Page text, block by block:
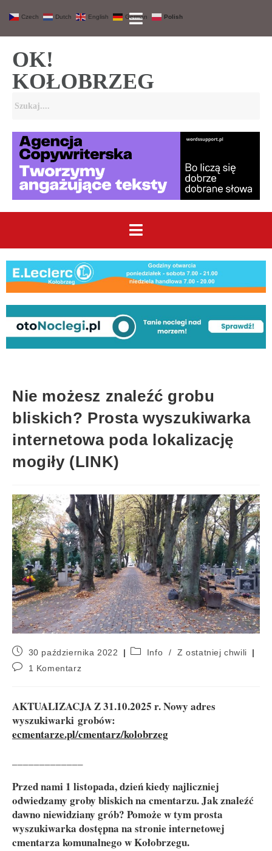
OK!
KOŁOBRZEG
Nie możesz znaleźć grobu
bliskich? Prosta wyszukiwarka
internetowa poda lokalizację
mogiły (LINK)
30 października 2022 Info /
Z ostatniej chwili
1 Komentarz
AKTUALIZACJA Z 31.10.2025 r. Nowy adres
wyszukiwarki grobów:
ecmentarze.pl/cmentarz/kolobrzeg
Przed nami 1 listopada, dzień kiedy najliczniej
odwiedzamy groby bliskich na cmentarzu. Jak znaleźć
dawno niewidziany grób? Pomoże w tym prosta
wyszukiwarka dostępna na stronie internetowej
cmentarza komunalnego w Kołobrzegu.
Czech Dutch English German Polish